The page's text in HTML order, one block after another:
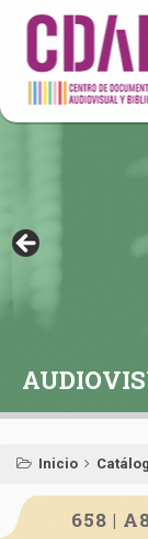
DOCUMENTA
Inicio
658 |